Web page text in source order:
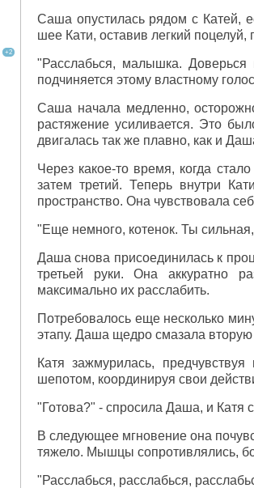
+2
Саша опустилась рядом с Катей,
шее Кати, оставив легкий
"Расслабься, малышка.
подчиняется этому властному
Саша начала медленно,
растяжение усиливается. Это
двигалась так же плавно, как и
Через какое-то время, когда
затем третий. Теперь внутри
пространство. Она чувствовала
"Еще немного, котенок. Ты
Даша снова присоединилась к
третьей руки. Она аккуратно
максимально их расслабить.
Потребовалось еще несколько
этапу. Даша щедро смазала вторую
Катя зажмурилась,
шепотом, координируя свои
"Готова?" - спросила Даша, и Катя
В следующее мгновение она
тяжело. Мышцы сопротивлялись,
"Расслабься, расслабься,